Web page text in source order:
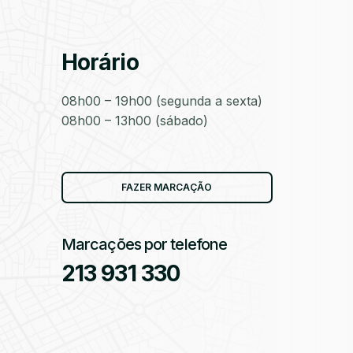
Horário
08h00 – 19h00 (segunda a sexta)
08h00 – 13h00 (sábado)
FAZER MARCAÇÃO
Marcações por telefone
213 931 330